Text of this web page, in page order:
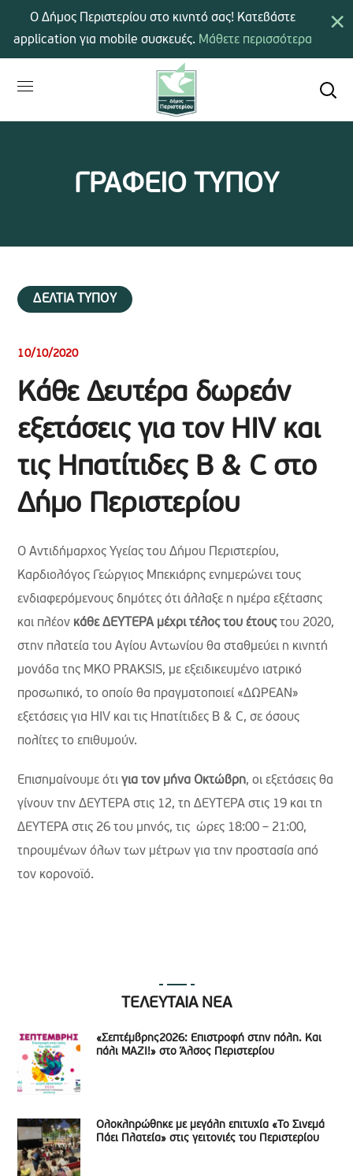
ΓΡΑΦΕΙΟ ΤΥΠΟΥ
ΔΕΛΤΙΑ ΤΥΠΟΥ
10/10/2020
Κάθε Δευτέρα δωρεάν
εξετάσεις για τον HIV και
τις Ηπατίτιδες B & C στο
Δήμο Περιστερίου
Ο Αντιδήμαρχος Υγείας του Δήμου Περιστερίου,
Καρδιολόγος Γεώργιος Μπεκιάρης ενημερώνει τους
ενδιαφερόμενους δημότες ότι άλλαξε η ημέρα εξέτασης
και πλέον κάθε ΔΕΥΤΕΡΑ μέχρι τέλος του έτουςτου 2020,
στην πλατεία του Αγίου Αντωνίου θα σταθμεύει η κινητή
μονάδα της ΜΚΟ PRAKSIS, με εξειδικευμένο ιατρικό
προσωπικό, το οποίο θα πραγματοποιεί «ΔΩΡΕΑΝ»
εξετάσεις για HIV και τις Ηπατίτιδες B & C, σε όσους
πολίτες το επιθυμούν.
Επισημαίνουμε ότιγια τον μήνα Οκτώβρη, οι εξετάσεις θα
γίνουν την ΔΕΥΤΕΡΑ στις 12, τη ΔΕΥΤΕΡΑ στις 19 και τη
ΔΕΥΤΕΡΑ στις 26 του μηνός, τις ώρες 18:00 – 21:00,
τηρουμένων όλων των μέτρων για την προστασία από
τον κορονοϊό.
ΤΕΛΕΥΤΑΙΑ ΝΕΑ
«Σεπτέμβρης2026: Επιστροφή στην πόλη. Και
πάλι ΜΑΖΙ!» στο Άλσος Περιστερίου
Ολοκληρώθηκε με μεγάλη επιτυχία «Το Σινεμά
Πάει Πλατεία» στις γειτονιές του Περιστερίου
×
Ο Δήμος Περιστερίου στο κινητό σας! Κατεβάστε
application για mobile συσκευές. Μάθετε περισσότερα